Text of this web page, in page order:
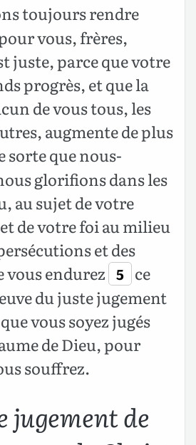
toujours rendre
vous, frères,
juste, parce que votre
progrès, et que la
de vous tous, les
augmente de plus
sorte que nous-
glorifions dans les
au sujet de votre
de votre foi au milieu
et des
endurez 5 ce
du juste jugement
vous soyez jugés
de Dieu, pour
souffrez.
jugement de